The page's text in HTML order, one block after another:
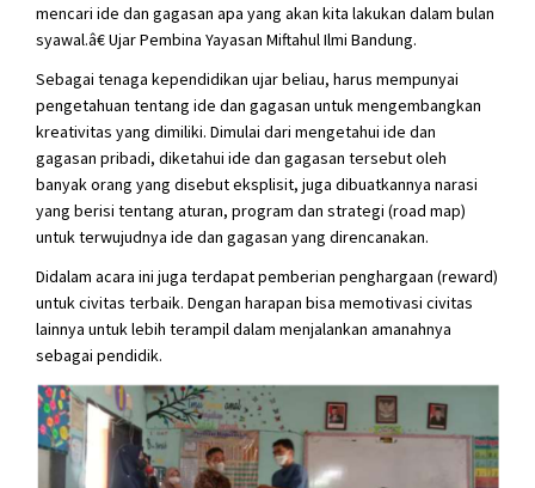
mencari ide dan gagasan apa yang akan kita lakukan dalam bulan
syawal.â€ Ujar Pembina Yayasan Miftahul Ilmi Bandung.
Sebagai tenaga kependidikan ujar beliau, harus mempunyai
pengetahuan tentang ide dan gagasan untuk mengembangkan
kreativitas yang dimiliki. Dimulai dari mengetahui ide dan
gagasan pribadi, diketahui ide dan gagasan tersebut oleh
banyak orang yang disebut eksplisit, juga dibuatkannya narasi
yang berisi tentang aturan, program dan strategi (road map)
untuk terwujudnya ide dan gagasan yang direncanakan.
Didalam acara ini juga terdapat pemberian penghargaan (reward)
untuk civitas terbaik. Dengan harapan bisa memotivasi civitas
lainnya untuk lebih terampil dalam menjalankan amanahnya
sebagai pendidik.